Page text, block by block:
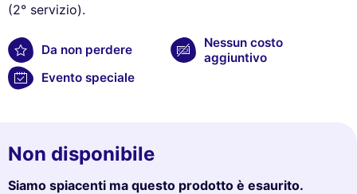
(2° servizio).
Da non perdere
Nessun costo
aggiuntivo
Evento speciale
Non disponibile
Siamo spiacenti ma questo prodotto è esaurito.